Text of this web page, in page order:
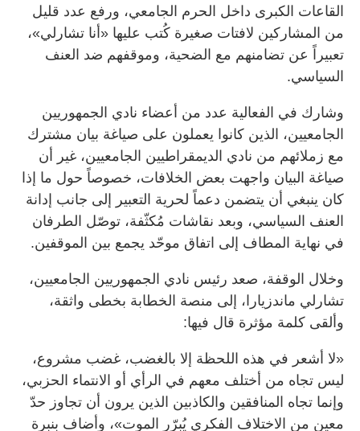
القاعات الكبرى داخل الحرم الجامعي، ورفع عدد قليل
من المشاركين لافتات صغيرة كُتب عليها «أنا تشارلي»،
تعبيراً عن تضامنهم مع الضحية، وموقفهم ضد العنف
السياسي.
وشارك في الفعالية عدد من أعضاء نادي الجمهوريين
الجامعيين، الذين كانوا يعملون على صياغة بيان مشترك
مع زملائهم من نادي الديمقراطيين الجامعيين، غير أن
صياغة البيان واجهت بعض الخلافات، خصوصاً حول ما إذا
كان ينبغي أن يتضمن دعماً لحرية التعبير إلى جانب إدانة
العنف السياسي، وبعد نقاشات مُكثّفة، توصّل الطرفان
في نهاية المطاف إلى اتفاق موحّد يجمع بين الموقفين.
وخلال الوقفة، صعد رئيس نادي الجمهوريين الجامعيين،
تشارلي ماندزيارا، إلى منصة الخطابة بخطى واثقة،
وألقى كلمة مؤثرة قال فيها:
«لا أشعر في هذه اللحظة إلا بالغضب، غضب مشروع،
ليس تجاه من أختلف معهم في الرأي أو الانتماء الحزبي،
وإنما تجاه المنافقين والكاذبين الذين يرون أن تجاوز حدّ
معين من الاختلاف الفكري يُبرّر الموت»، وأضاف بنبرة